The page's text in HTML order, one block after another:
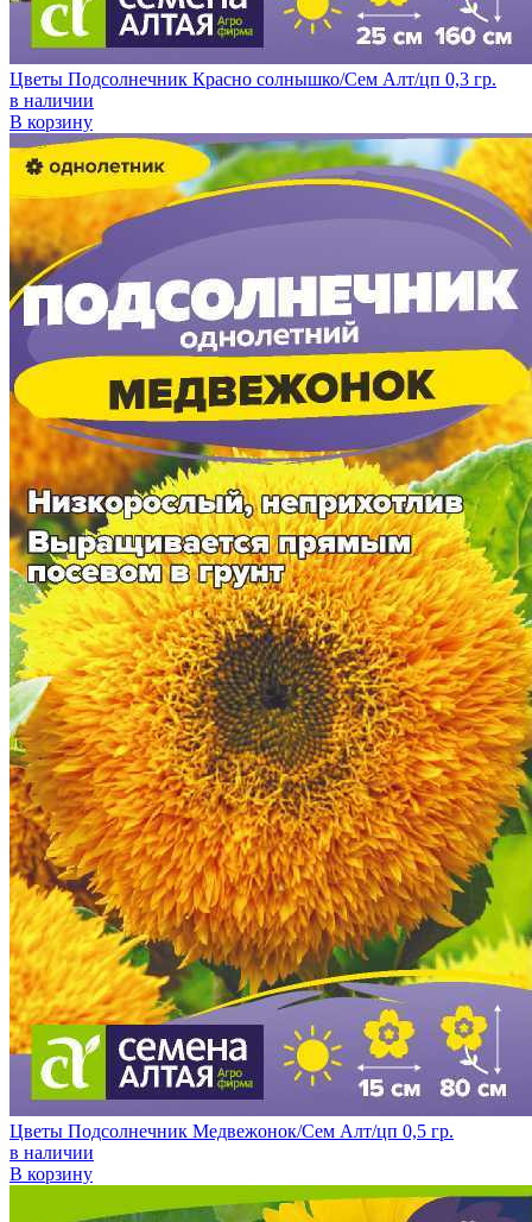
Цветы Подсолнечник Красно солнышко/Сем Алт/цп 0,3 гр.
в наличии
В корзину
Цветы Подсолнечник Медвежонок/Сем Алт/цп 0,5 гр.
в наличии
В корзину